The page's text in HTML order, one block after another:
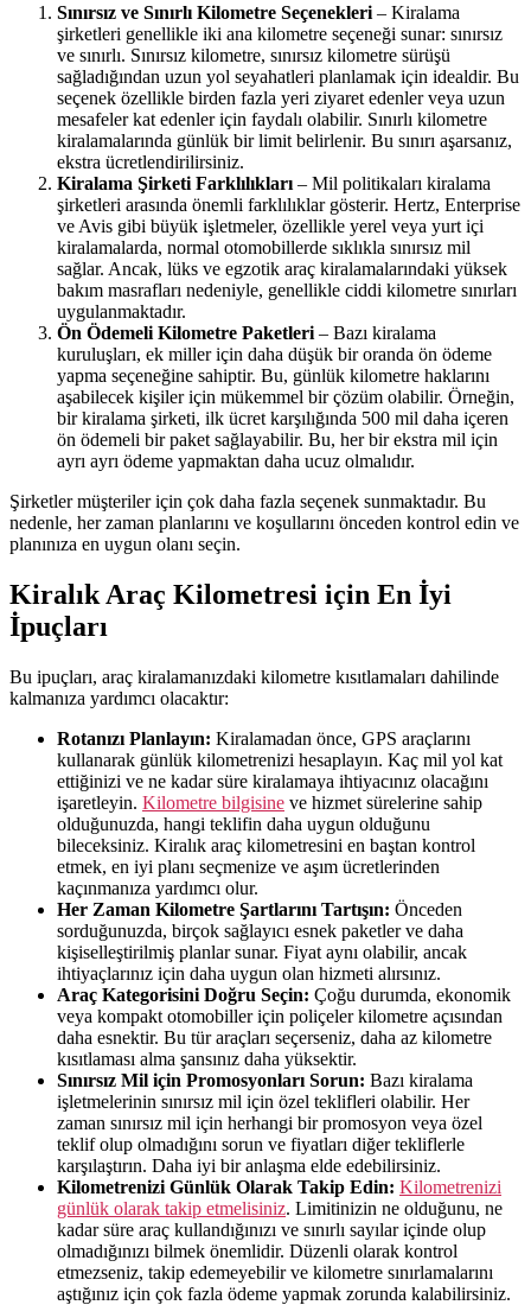
Sınırsız ve Sınırlı Kilometre Seçenekleri – Kiralama
şirketleri genellikle iki ana kilometre seçeneği sunar: sınırsız
ve sınırlı. Sınırsız kilometre, sınırsız kilometre sürüşü
sağladığından uzun yol seyahatleri planlamak için idealdir. Bu
seçenek özellikle birden fazla yeri ziyaret edenler veya uzun
mesafeler kat edenler için faydalı olabilir. Sınırlı kilometre
kiralamalarında günlük bir limit belirlenir. Bu sınırı aşarsanız,
ekstra ücretlendirilirsiniz.
Kiralama Şirketi Farklılıkları – Mil politikaları kiralama
şirketleri arasında önemli farklılıklar gösterir. Hertz, Enterprise
ve Avis gibi büyük işletmeler, özellikle yerel veya yurt içi
kiralamalarda, normal otomobillerde sıklıkla sınırsız mil
sağlar. Ancak, lüks ve egzotik araç kiralamalarındaki yüksek
bakım masrafları nedeniyle, genellikle ciddi kilometre sınırları
uygulanmaktadır.
Ön Ödemeli Kilometre Paketleri – Bazı kiralama
kuruluşları, ek miller için daha düşük bir oranda ön ödeme
yapma seçeneğine sahiptir. Bu, günlük kilometre haklarını
aşabilecek kişiler için mükemmel bir çözüm olabilir. Örneğin,
bir kiralama şirketi, ilk ücret karşılığında 500 mil daha içeren
ön ödemeli bir paket sağlayabilir. Bu, her bir ekstra mil için
ayrı ayrı ödeme yapmaktan daha ucuz olmalıdır.
Şirketler müşteriler için çok daha fazla seçenek sunmaktadır. Bu
nedenle, her zaman planlarını ve koşullarını önceden kontrol edin ve
planınıza en uygun olanı seçin.
Kiralık Araç Kilometresi için En İyi
İpuçları
Bu ipuçları, araç kiralamanızdaki kilometre kısıtlamaları dahilinde
kalmanıza yardımcı olacaktır:
Rotanızı Planlayın: Kiralamadan önce, GPS araçlarını
kullanarak günlük kilometrenizi hesaplayın. Kaç mil yol kat
ettiğinizi ve ne kadar süre kiralamaya ihtiyacınız olacağını
işaretleyin. Kilometre bilgisine ve hizmet sürelerine sahip
olduğunuzda, hangi teklifin daha uygun olduğunu
bileceksiniz. Kiralık araç kilometresini en baştan kontrol
etmek, en iyi planı seçmenize ve aşım ücretlerinden
kaçınmanıza yardımcı olur.
Her Zaman Kilometre Şartlarını Tartışın: Önceden
sorduğunuzda, birçok sağlayıcı esnek paketler ve daha
kişiselleştirilmiş planlar sunar. Fiyat aynı olabilir, ancak
ihtiyaçlarınız için daha uygun olan hizmeti alırsınız.
Araç Kategorisini Doğru Seçin: Çoğu durumda, ekonomik
veya kompakt otomobiller için poliçeler kilometre açısından
daha esnektir. Bu tür araçları seçerseniz, daha az kilometre
kısıtlaması alma şansınız daha yüksektir.
Sınırsız Mil için Promosyonları Sorun: Bazı kiralama
işletmelerinin sınırsız mil için özel teklifleri olabilir. Her
zaman sınırsız mil için herhangi bir promosyon veya özel
teklif olup olmadığını sorun ve fiyatları diğer tekliflerle
karşılaştırın. Daha iyi bir anlaşma elde edebilirsiniz.
Kilometrenizi Günlük Olarak Takip Edin: Kilometrenizi
günlük olarak takip etmelisiniz. Limitinizin ne olduğunu, ne
kadar süre araç kullandığınızı ve sınırlı sayılar içinde olup
olmadığınızı bilmek önemlidir. Düzenli olarak kontrol
etmezseniz, takip edemeyebilir ve kilometre sınırlamalarını
aştığınız için çok fazla ödeme yapmak zorunda kalabilirsiniz.